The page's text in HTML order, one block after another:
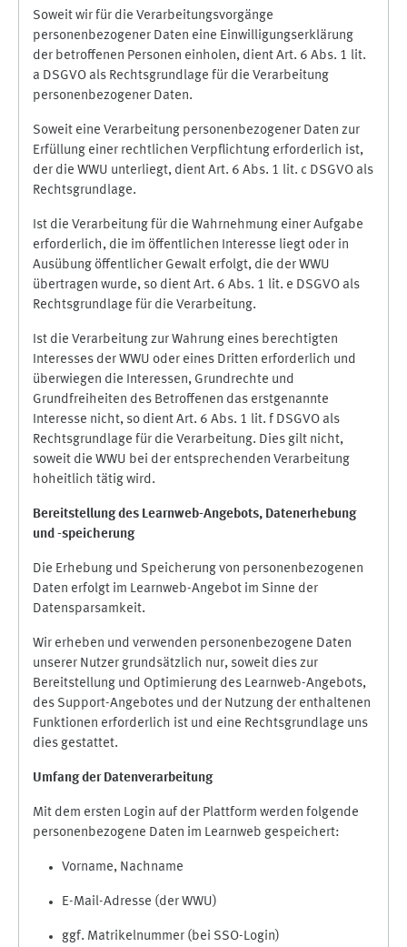
Soweit wir für die Verarbeitungsvorgänge
personenbezogener Daten eine Einwilligungserklärung
der betroffenen Personen einholen, dient Art. 6 Abs. 1 lit.
a DSGVO als Rechtsgrundlage für die Verarbeitung
personenbezogener Daten.
Soweit eine Verarbeitung personenbezogener Daten zur
Erfüllung einer rechtlichen Verpflichtung erforderlich ist,
der die WWU unterliegt, dient Art. 6 Abs. 1 lit. c DSGVO als
Rechtsgrundlage.
Ist die Verarbeitung für die Wahrnehmung einer Aufgabe
erforderlich, die im öffentlichen Interesse liegt oder in
Ausübung öffentlicher Gewalt erfolgt, die der WWU
übertragen wurde, so dient Art. 6 Abs. 1 lit. e DSGVO als
Rechtsgrundlage für die Verarbeitung.
Ist die Verarbeitung zur Wahrung eines berechtigten
Interesses der WWU oder eines Dritten erforderlich und
überwiegen die Interessen, Grundrechte und
Grundfreiheiten des Betroffenen das erstgenannte
Interesse nicht, so dient Art. 6 Abs. 1 lit. f DSGVO als
Rechtsgrundlage für die Verarbeitung. Dies gilt nicht,
soweit die WWU bei der entsprechenden Verarbeitung
hoheitlich tätig wird.
Bereitstellung des Learnweb-Angebots, Datenerhebung
und -speicherung
Die Erhebung und Speicherung von personenbezogenen
Daten erfolgt im Learnweb-Angebot im Sinne der
Datensparsamkeit.
Wir erheben und verwenden personenbezogene Daten
unserer Nutzer grundsätzlich nur, soweit dies zur
Bereitstellung und Optimierung des Learnweb-Angebots,
des Support-Angebotes und der Nutzung der enthaltenen
Funktionen erforderlich ist und eine Rechtsgrundlage uns
dies gestattet.
Umfang der Datenverarbeitung
Mit dem ersten Login auf der Plattform werden folgende
personenbezogene Daten im Learnweb gespeichert:
Vorname, Nachname
E-Mail-Adresse (der WWU)
ggf. Matrikelnummer (bei SSO-Login)